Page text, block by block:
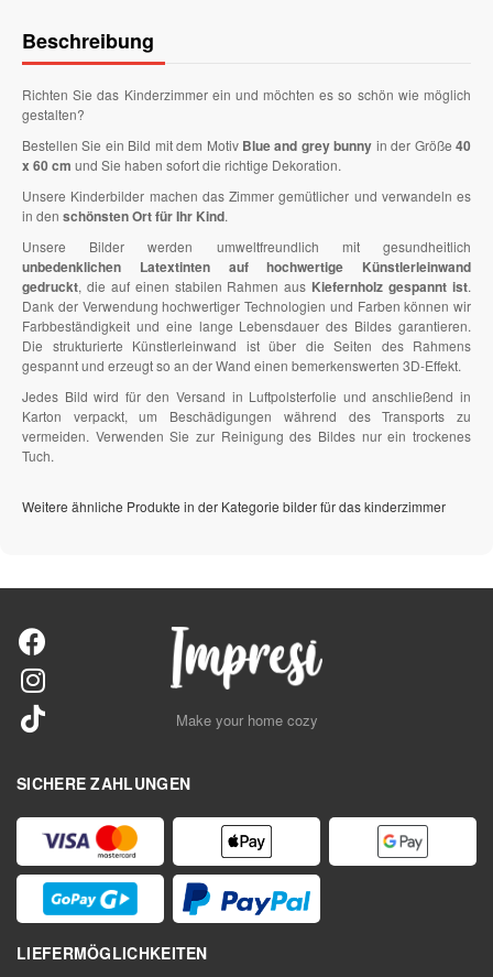
Beschreibung
Richten Sie das Kinderzimmer ein und möchten es so schön wie möglich
gestalten?
Bestellen Sie ein Bild mit dem Motiv Blue and grey bunny in der Größe40
x 60 cm und Sie haben sofort die richtige Dekoration.
Unsere Kinderbilder machen das Zimmer gemütlicher und verwandeln es
in den schönsten Ort für Ihr Kind.
Unsere Bilder werden umweltfreundlich mit gesundheitlich
unbedenklichen Latextinten auf hochwertige Künstlerleinwand
gedruckt, die auf einen stabilen Rahmen aus Kiefernholz gespannt ist.
Dank der Verwendung hochwertiger Technologien und Farben können wir
Farbbeständigkeit und eine lange Lebensdauer des Bildes garantieren.
Die strukturierte Künstlerleinwand ist über die Seiten des Rahmens
gespannt und erzeugt so an der Wand einen bemerkenswerten 3D-Effekt.
Jedes Bild wird für den Versand in Luftpolsterfolie und anschließend in
Karton verpackt, um Beschädigungen während des Transports zu
vermeiden. Verwenden Sie zur Reinigung des Bildes nur ein trockenes
Tuch.
Weitere ähnliche Produkte in der Kategorie bilder für das kinderzimmer
Make your home cozy
SICHERE ZAHLUNGEN
LIEFERMÖGLICHKEITEN